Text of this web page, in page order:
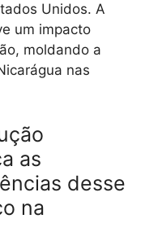
Unidos. A
um impacto
moldando a
nas
as
desse
na